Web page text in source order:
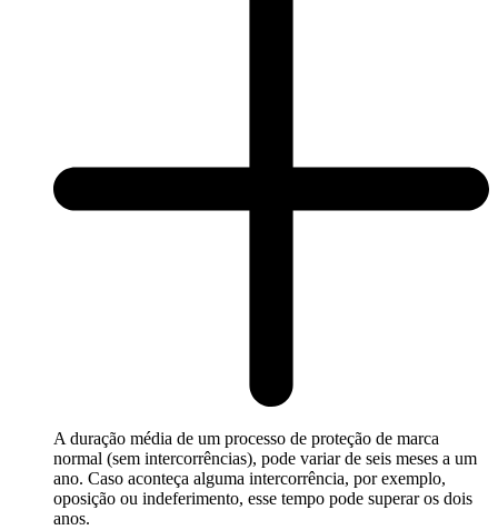
A duração média de um processo de proteção de marca
normal (sem intercorrências), pode variar de seis meses a um
ano. Caso aconteça alguma intercorrência, por exemplo,
oposição ou indeferimento, esse tempo pode superar os dois
anos.